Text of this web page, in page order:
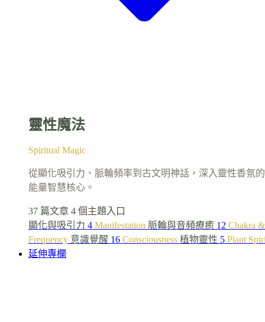
靈性魔法
Spiritual Magic
從顯化吸引力、脈輪頻率到古文明神話，深入靈性香氛的
能量智慧核心。
37 篇文章 4 個主題入口
顯化與吸引力 4 Manifestation 脈輪與音頻療癒 12 Chakra &
Frequency 意識覺醒 16 Consciousness 植物靈性 5 Plant
延伸專欄